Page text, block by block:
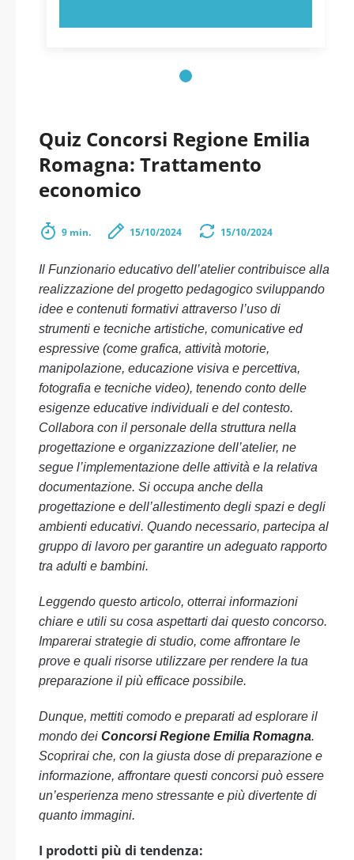
Quiz Concorsi Regione Emilia
Romagna: Trattamento
economico
9 min. 15/10/2024 15/10/2024
Il Funzionario educativo dell’atelier contribuisce alla
realizzazione del progetto pedagogico sviluppando
idee e contenuti formativi attraverso l’uso di
strumenti e tecniche artistiche, comunicative ed
espressive (come grafica, attività motorie,
manipolazione, educazione visiva e percettiva,
fotografia e tecniche video), tenendo conto delle
esigenze educative individuali e del contesto.
Collabora con il personale della struttura nella
progettazione e organizzazione dell’atelier, ne
segue l’implementazione delle attività e la relativa
documentazione. Si occupa anche della
progettazione e dell’allestimento degli spazi e degli
ambienti educativi. Quando necessario, partecipa al
gruppo di lavoro per garantire un adeguato rapporto
tra adulti e bambini.
Leggendo questo articolo, otterrai informazioni
chiare e utili su cosa aspettarti dai questo concorso.
Imparerai strategie di studio, come affrontare le
prove e quali risorse utilizzare per rendere la tua
preparazione il più efficace possibile.
Dunque, mettiti comodo e preparati ad esplorare il
mondo dei Concorsi Regione Emilia Romagna.
Scoprirai che, con la giusta dose di preparazione e
informazione, affrontare questi concorsi può essere
un’esperienza meno stressante e più divertente di
quanto immagini.
I prodotti più di tendenza: